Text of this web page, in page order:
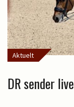
Aktuelt
DR sender